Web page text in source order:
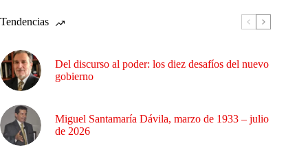
Tendencias
Del discurso al poder: los diez desafíos del nuevo
gobierno
Miguel Santamaría Dávila, marzo de 1933 – julio
de 2026